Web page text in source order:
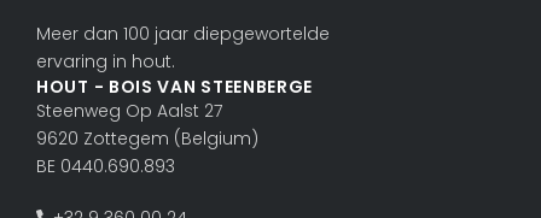
Meer dan 100 jaar diepgewortelde
ervaring in hout.
HOUT - BOIS VAN STEENBERGE
Steenweg Op Aalst 27
9620 Zottegem (Belgium)
BE 0440.690.893